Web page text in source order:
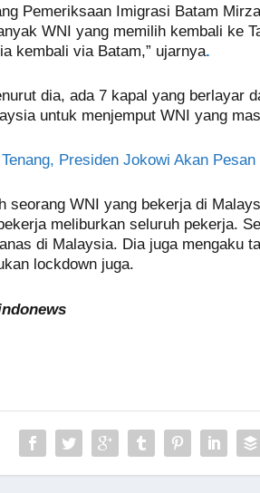
Pemeriksaan Imigrasi Batam
WNI yang memilih kembali ke
kembali via Batam,” ujarnya.
dia, ada 7 kapal yang berlayar
untuk menjemput WNI yang
Tenang, Presiden Jokowi Akan
seorang WNI yang bekerja di
meliburkan seluruh pekerja.
di Malaysia. Dia juga mengaku
lockdown juga.